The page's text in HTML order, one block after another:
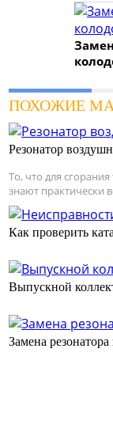
ПОХОЖИЕ
Резонатор
То, что для
знают практически
Как проверить
Выпускной
Замена